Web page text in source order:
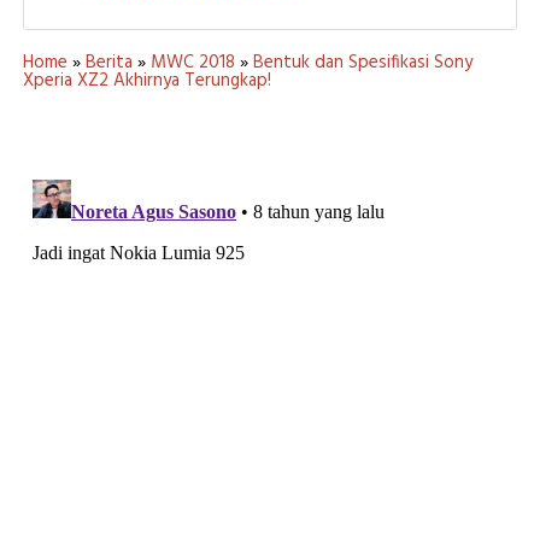
Home »Berita » MWC 2018 »Bentuk dan Spesifikasi Sony
Xperia XZ2 Akhirnya Terungkap!